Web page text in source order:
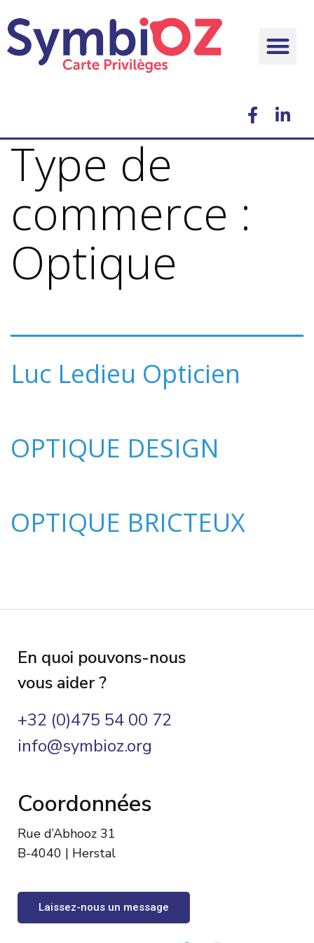
Type de
commerce :
Optique
Luc Ledieu Opticien
OPTIQUE DESIGN
OPTIQUE BRICTEUX
En quoi pouvons-nous
vous aider ?
+32 (0)475 54 00 72
info@symbioz.org
Coordonnées
Rue d’Abhooz 31
B-4040 | Herstal
Laissez-nous un message